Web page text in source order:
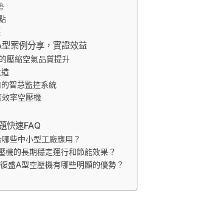
案例分享，實證效益
壓縮空氣品質提升
智慧監控系統
率空壓機
快速FAQ
些中小型工廠應用？
機的長期穩定運行和節能效果？
盛A型空壓機有哪些明顯的優勢？